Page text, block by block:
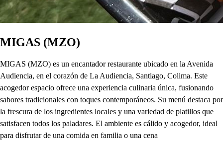
MIGAS (MZO)
MIGAS (MZO) es un encantador restaurante ubicado en la Avenida
Audiencia, en el corazón de La Audiencia, Santiago, Colima. Este
acogedor espacio ofrece una experiencia culinaria única, fusionando
sabores tradicionales con toques contemporáneos. Su menú destaca por
la frescura de los ingredientes locales y una variedad de platillos que
satisfacen todos los paladares. El ambiente es cálido y acogedor, ideal
para disfrutar de una comida en familia o una cena